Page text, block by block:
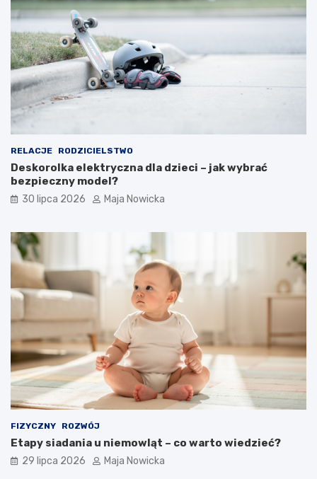
RELACJE RODZICIELSTWO
Deskorolka elektryczna dla dzieci – jak wybrać
bezpieczny model?
30 lipca 2026 Maja Nowicka
FIZYCZNY ROZWÓJ
Etapy siadania u niemowląt – co warto wiedzieć?
29 lipca 2026 Maja Nowicka